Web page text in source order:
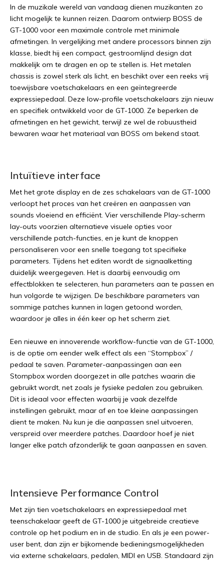
In de muzikale wereld van vandaag dienen muzikanten zo
licht mogelijk te kunnen reizen. Daarom ontwierp BOSS de
GT-1000 voor een maximale controle met minimale
afmetingen. In vergelijking met andere processors binnen zijn
klasse, biedt hij een compact, gestroomlijnd design dat
makkelijk om te dragen en op te stellen is. Het metalen
chassis is zowel sterk als licht, en beschikt over een reeks vrij
toewijsbare voetschakelaars en een geïntegreerde
expressiepedaal. Deze low-profile voetschakelaars zijn nieuw
en specifiek ontwikkeld voor de GT-1000. Ze beperken de
afmetingen en het gewicht, terwijl ze wel de robuustheid
bewaren waar het materiaal van BOSS om bekend staat.
Intuïtieve interface
Met het grote display en de zes schakelaars van de GT-1000
verloopt het proces van het creëren en aanpassen van
sounds vloeiend en efficiënt. Vier verschillende Play-scherm
lay-outs voorzien alternatieve visuele opties voor
verschillende patch-functies, en je kunt de knoppen
personaliseren voor een snelle toegang tot specifieke
parameters. Tijdens het editen wordt de signaalketting
duidelijk weergegeven. Het is daarbij eenvoudig om
effectblokken te selecteren, hun parameters aan te passen en
hun volgorde te wijzigen. De beschikbare parameters van
sommige patches kunnen in lagen getoond worden,
waardoor je alles in één keer op het scherm ziet.
Een nieuwe en innoverende workflow-functie van de GT-1000,
is de optie om eender welk effect als een “Stompbox” /
pedaal te saven. Parameter-aanpassingen aan een
Stompbox worden doorgezet in alle patches waarin die
gebruikt wordt, net zoals je fysieke pedalen zou gebruiken.
Dit is ideaal voor effecten waarbij je vaak dezelfde
instellingen gebruikt, maar af en toe kleine aanpassingen
dient te maken. Nu kun je die aanpassen snel uitvoeren,
verspreid over meerdere patches. Daardoor hoef je niet
langer elke patch afzonderlijk te gaan aanpassen en saven.
Intensieve Performance Control
Met zijn tien voetschakelaars en expressiepedaal met
teenschakelaar geeft de GT-1000 je uitgebreide creatieve
controle op het podium en in de studio. En als je een power-
user bent, dan zijn er bijkomende bedieningsmogelijkheden
via externe schakelaars, pedalen, MIDI en USB. Standaard zijn